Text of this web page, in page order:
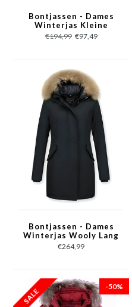
Bontjassen - Dames
Winterjas Kleine
Bontkraag - Rood
€194,99 €97,49
Bontjassen - Dames
Winterjas Wooly Lang
- Bontkraag - Parka
Steekzakken - Zwart
€264,99
-50%